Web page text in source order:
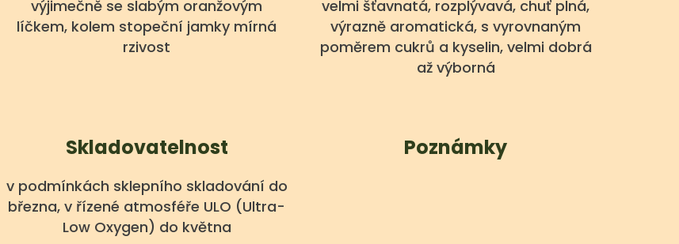
výjimečně se slabým oranžovým
líčkem, kolem stopeční jamky mírná
rzivost
velmi šťavnatá, rozplývavá, chuť plná,
výrazně aromatická, s vyrovnaným
poměrem cukrů a kyselin, velmi dobrá
až výborná
Skladovatelnost
v podmínkách sklepního skladování do
března, v řízené atmosféře ULO (Ultra-
Low Oxygen) do května
Poznámky